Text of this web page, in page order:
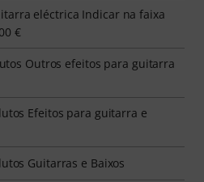
eléctrica Indicar na faixa
€
Outros efeitos para guitarra
Efeitos para guitarra e
Guitarras e Baixos